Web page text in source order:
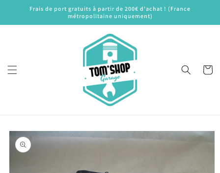
passerFrais de port gratuits à partir de 200€ d'achat ! (France
métropolitaine uniquement)
Panier
Passer aux
informations
produits